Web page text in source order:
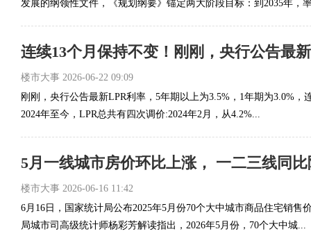
发展的纲领性文件，《规划纲要》锚定两大阶段目标：到2035年，
连续13个月保持不变！刚刚，央行公告最
楼市大事 2026-06-22 09:09
刚刚，央行公告最新LPR利率，5年期以上为3.5%，1年期为3.0%，
2024年至今，LPR总共有四次调价:2024年2月，从4.2%...
5月一线城市房价环比上涨， 一二三线同
楼市大事 2026-06-16 11:42
6月16日，国家统计局公布2025年5月份70个大中城市商品住宅销售
局城市司高级统计师杨彩芳解读指出，2026年5月份，70个大中城...